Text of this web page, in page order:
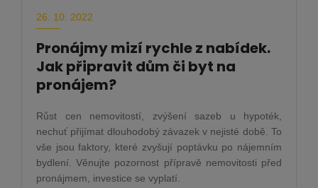
26. 10. 2022
Pronájmy mizí rychle z nabídek.
Jak připravit dům či byt na
pronájem?
Růst cen nemovitostí, zvýšení sazeb u hypoték,
nechuť přijímat dlouhodobý závazek v nejisté době. To
vše jsou faktory, které zvyšují poptávku po nájemním
bydlení. Věnujte pozornost přípravě nemovitosti před
pronájmem, investice se vyplatí.